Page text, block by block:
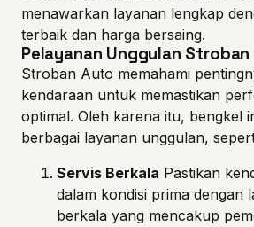
menawarkan layanan lengkap
terbaik dan harga bersaing.
Pelayanan Unggulan
Stroban Auto memahami
kendaraan untuk memastikan
optimal. Oleh karena itu, bengkel
berbagai layanan unggulan,
Servis Berkala Pastikan
dalam kondisi prima dengan
berkala yang mencakup